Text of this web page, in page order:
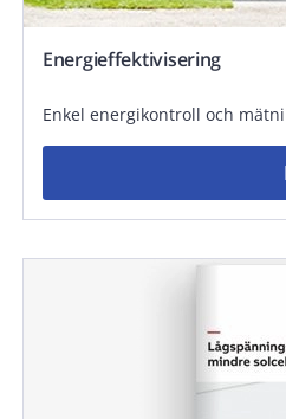
Energieffektivisering
Enkel energikontroll och